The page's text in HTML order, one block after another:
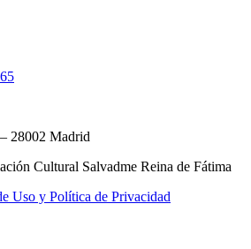
28002 Madrid
Cultural Salvadme Reina de Fátima
Uso y Política de Privacidad